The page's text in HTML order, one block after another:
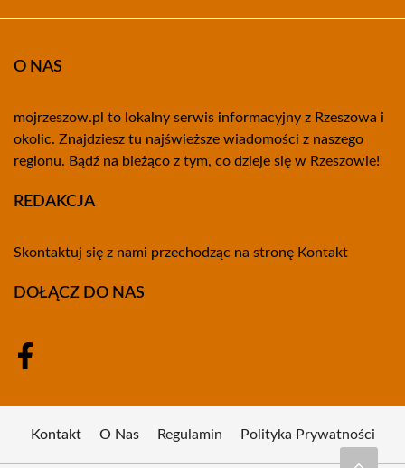
O NAS
mojrzeszow.pl to lokalny serwis informacyjny z Rzeszowa i
okolic. Znajdziesz tu najświeższe wiadomości z naszego
regionu. Bądź na bieżąco z tym, co dzieje się w Rzeszowie!
REDAKCJA
Skontaktuj się z nami przechodząc na stronę Kontakt
DOŁĄCZ DO NAS
Kontakt O Nas Regulamin Polityka Prywatności